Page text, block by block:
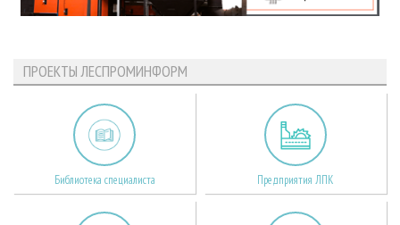
ПРОЕКТЫ ЛЕСПРОМИНФОРМ
Библиотека специалиста Предприятия ЛПК